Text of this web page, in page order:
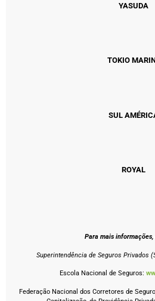
YASUDA
TOKIO
SUL
ROYAL
Para mais
Superintendência de Seguros Privados
Escola Nacional de Seguros:
Federação Nacional dos Corretores de